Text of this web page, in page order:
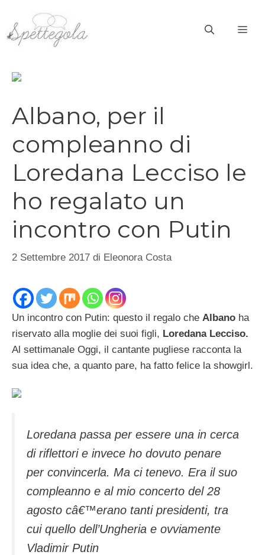
contenuto
Albano, per il
compleanno di
Loredana Lecciso le
ho regalato un
incontro con Putin
2 Settembre 2017 di Eleonora Costa
Un incontro con Putin: questo il regalo che Albano ha
riservato alla moglie dei suoi figli, Loredana Lecciso.
Al settimanale Oggi, il cantante pugliese racconta la
sua idea che, a quanto pare, ha fatto felice la showgirl.
Loredana passa per essere una in cerca
di riflettori e invece ho dovuto penare
per convincerla. Ma ci tenevo. Era il suo
compleanno e al mio concerto del 28
agosto câ€™erano tanti presidenti, tra
cui quello dell’Ungheria e ovviamente
Vladimir Putin